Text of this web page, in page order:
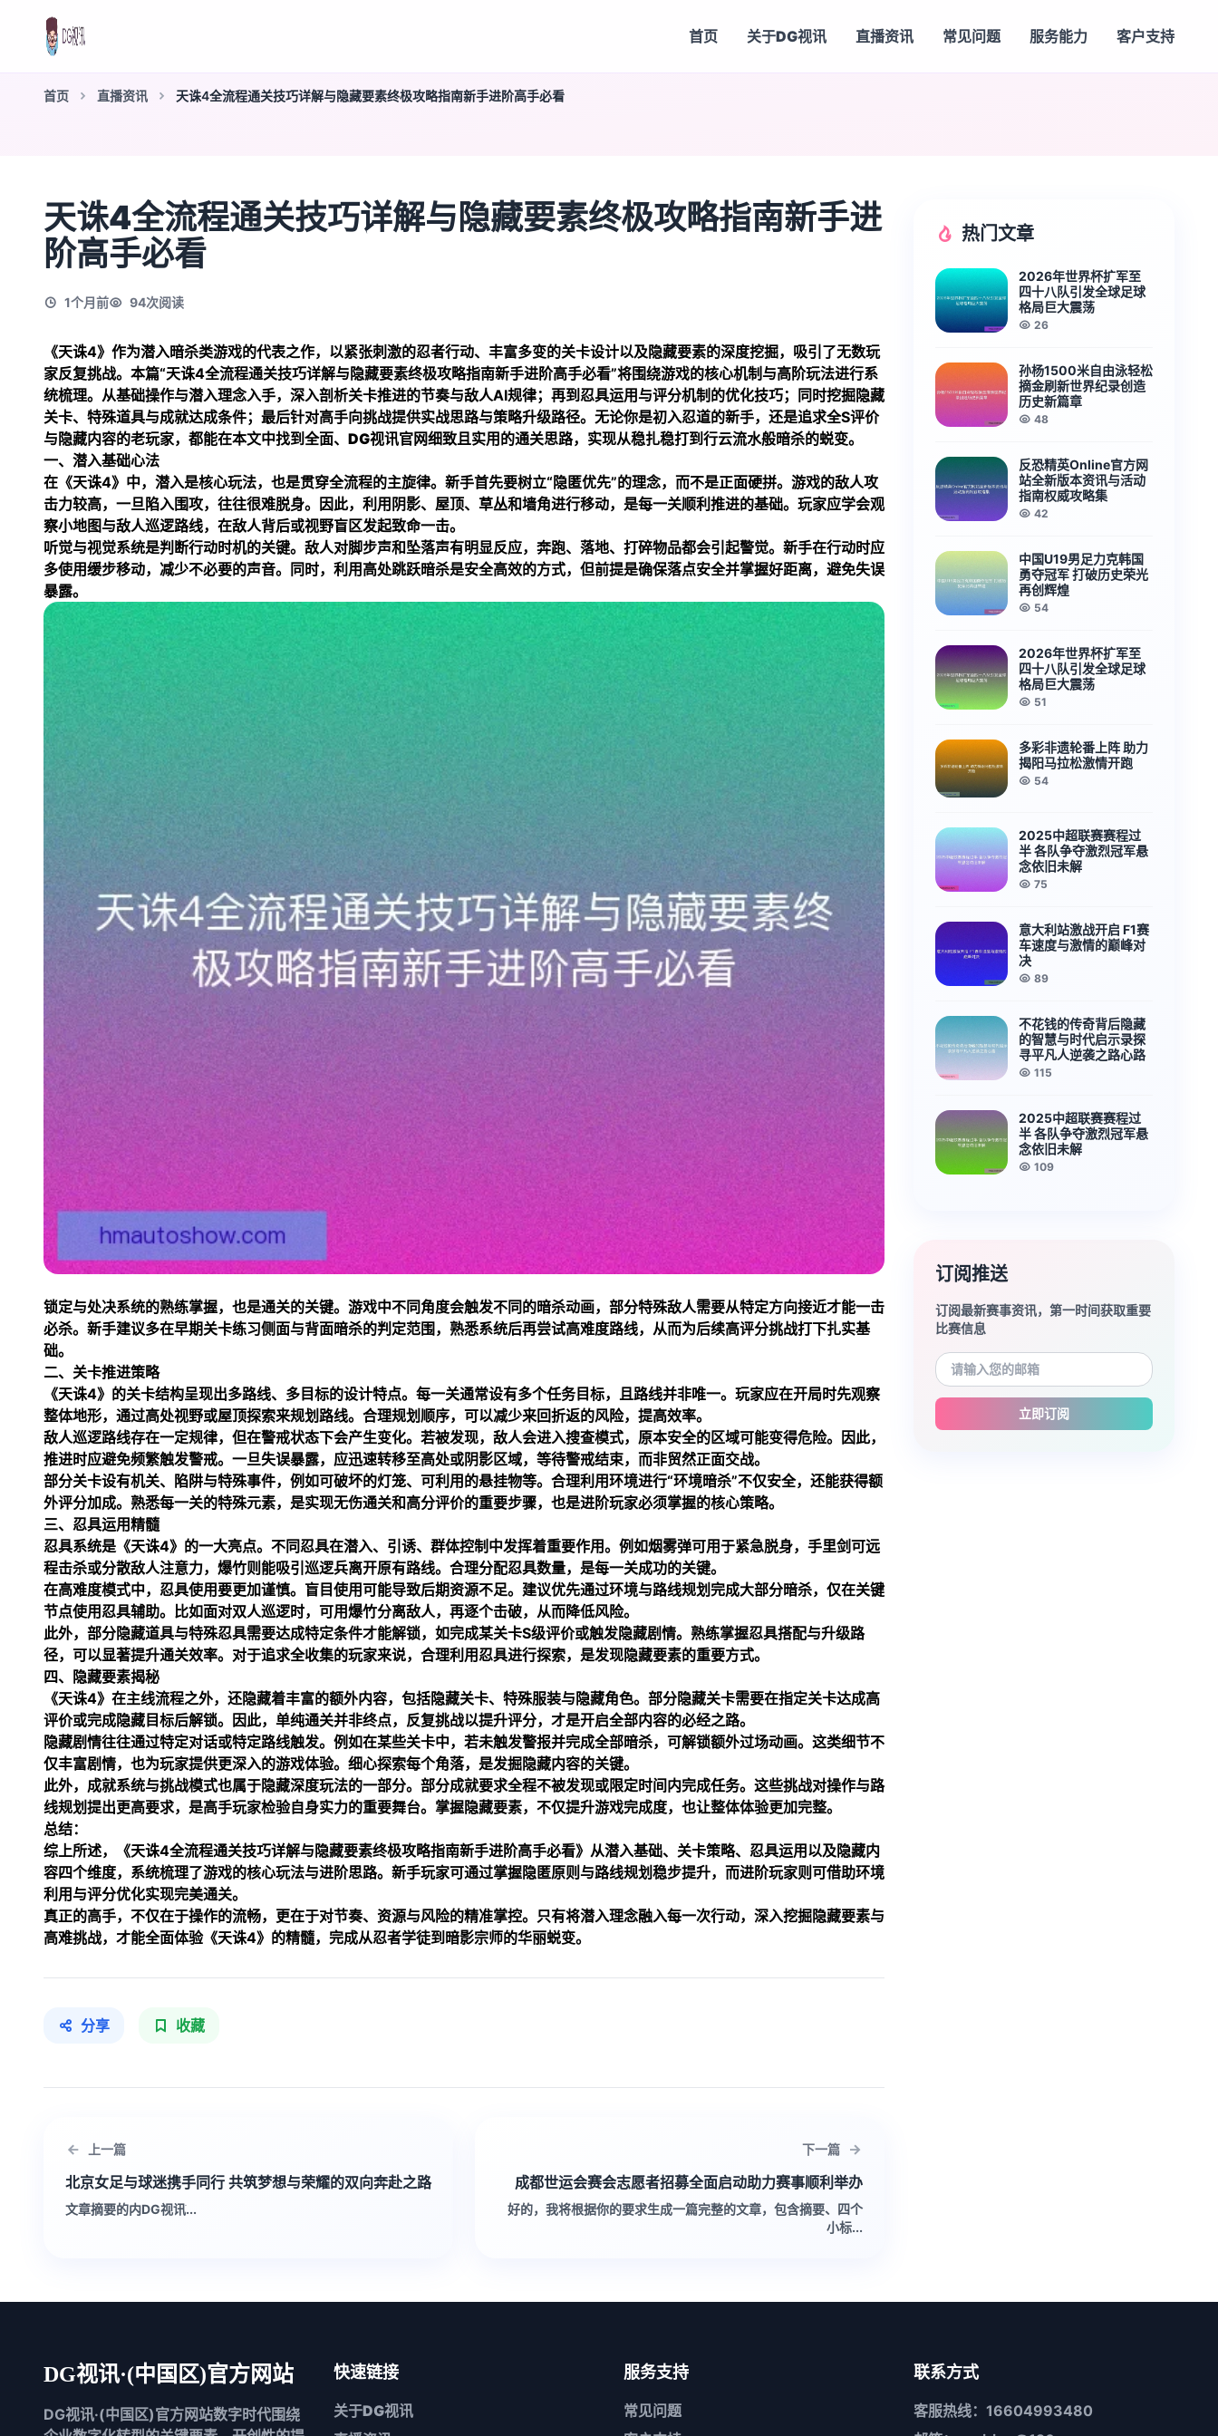
首页 关于DG视讯 直播资讯 常见问题 服务能力 客户支持
首页 直播资讯 天诛4全流程通关技巧详解与隐藏要素终极攻略指南新手进阶高手必看
天诛4全流程通关技巧详解与隐藏要素终极攻略指南新手进
阶高手必看
1个月前 94次阅读
《天诛4》作为潜入暗杀类游戏的代表之作，以紧张刺激的忍者行动、丰富多变的关卡设计以及隐藏要素的深度挖掘，吸引了无数玩
家反复挑战。本篇“天诛4全流程通关技巧详解与隐藏要素终极攻略指南新手进阶高手必看”将围绕游戏的核心机制与高阶玩法进行系
统梳理。从基础操作与潜入理念入手，深入剖析关卡推进的节奏与敌人AI规律；再到忍具运用与评分机制的优化技巧；同时挖掘隐藏
关卡、特殊道具与成就达成条件；最后针对高手向挑战提供实战思路与策略升级路径。无论你是初入忍道的新手，还是追求全S评价
与隐藏内容的老玩家，都能在本文中找到全面、 DG视讯官网细致且实用的通关思路，实现从稳扎稳打到行云流水般暗杀的蜕变。
一、潜入基础心法
在《天诛4》中，潜入是核心玩法，也是贯穿全流程的主旋律。新手首先要树立“隐匿优先”的理念，而不是正面硬拼。游戏的敌人攻
击力较高，一旦陷入围攻，往往很难脱身。因此，利用阴影、屋顶、草丛和墙角进行移动，是每一关顺利推进的基础。玩家应学会观
察小地图与敌人巡逻路线，在敌人背后或视野盲区发起致命一击。
听觉与视觉系统是判断行动时机的关键。敌人对脚步声和坠落声有明显反应，奔跑、落地、打碎物品都会引起警觉。新手在行动时应
多使用缓步移动，减少不必要的声音。同时，利用高处跳跃暗杀是安全高效的方式，但前提是确保落点安全并掌握好距离，避免失误
暴露。
锁定与处决系统的熟练掌握，也是通关的关键。游戏中不同角度会触发不同的暗杀动画，部分特殊敌人需要从特定方向接近才能一击
必杀。新手建议多在早期关卡练习侧面与背面暗杀的判定范围，熟悉系统后再尝试高难度路线，从而为后续高评分挑战打下扎实基
础。
二、关卡推进策略
《天诛4》的关卡结构呈现出多路线、多目标的设计特点。每一关通常设有多个任务目标，且路线并非唯一。玩家应在开局时先观察
整体地形，通过高处视野或屋顶探索来规划路线。合理规划顺序，可以减少来回折返的风险，提高效率。
敌人巡逻路线存在一定规律，但在警戒状态下会产生变化。若被发现，敌人会进入搜查模式，原本安全的区域可能变得危险。因此，
推进时应避免频繁触发警戒。一旦失误暴露，应迅速转移至高处或阴影区域，等待警戒结束，而非贸然正面交战。
部分关卡设有机关、陷阱与特殊事件，例如可破坏的灯笼、可利用的悬挂物等。合理利用环境进行“环境暗杀”不仅安全，还能获得额
外评分加成。熟悉每一关的特殊元素，是实现无伤通关和高分评价的重要步骤，也是进阶玩家必须掌握的核心策略。
三、忍具运用精髓
忍具系统是《天诛4》的一大亮点。不同忍具在潜入、引诱、群体控制中发挥着重要作用。例如烟雾弹可用于紧急脱身，手里剑可远
程击杀或分散敌人注意力，爆竹则能吸引巡逻兵离开原有路线。合理分配忍具数量，是每一关成功的关键。
在高难度模式中，忍具使用要更加谨慎。盲目使用可能导致后期资源不足。建议优先通过环境与路线规划完成大部分暗杀，仅在关键
节点使用忍具辅助。比如面对双人巡逻时，可用爆竹分离敌人，再逐个击破，从而降低风险。
此外，部分隐藏道具与特殊忍具需要达成特定条件才能解锁，如完成某关卡S级评价或触发隐藏剧情。熟练掌握忍具搭配与升级路
径，可以显著提升通关效率。对于追求全收集的玩家来说，合理利用忍具进行探索，是发现隐藏要素的重要方式。
四、隐藏要素揭秘
《天诛4》在主线流程之外，还隐藏着丰富的额外内容，包括隐藏关卡、特殊服装与隐藏角色。部分隐藏关卡需要在指定关卡达成高
评价或完成隐藏目标后解锁。因此，单纯通关并非终点，反复挑战以提升评分，才是开启全部内容的必经之路。
隐藏剧情往往通过特定对话或特定路线触发。例如在某些关卡中，若未触发警报并完成全部暗杀，可解锁额外过场动画。这类细节不
仅丰富剧情，也为玩家提供更深入的游戏体验。细心探索每个角落，是发掘隐藏内容的关键。
此外，成就系统与挑战模式也属于隐藏深度玩法的一部分。部分成就要求全程不被发现或限定时间内完成任务。这些挑战对操作与路
线规划提出更高要求，是高手玩家检验自身实力的重要舞台。掌握隐藏要素，不仅提升游戏完成度，也让整体体验更加完整。
总结：
综上所述，《天诛4全流程通关技巧详解与隐藏要素终极攻略指南新手进阶高手必看》从潜入基础、关卡策略、忍具运用以及隐藏内
容四个维度，系统梳理了游戏的核心玩法与进阶思路。新手玩家可通过掌握隐匿原则与路线规划稳步提升，而进阶玩家则可借助环境
利用与评分优化实现完美通关。
真正的高手，不仅在于操作的流畅，更在于对节奏、资源与风险的精准掌控。只有将潜入理念融入每一次行动，深入挖掘隐藏要素与
高难挑战，才能全面体验《天诛4》的精髓，完成从忍者学徒到暗影宗师的华丽蜕变。
分享 收藏
上一篇
北京女足与球迷携手同行 共筑梦想与荣耀的双向奔赴之路
文章摘要的内DG视讯ֹ...
下一篇
成都世运会赛会志愿者招募全面启动助力赛事顺利举办
好的，我将根据你的要求生成一篇完整的文章，包含摘要、四个
小标...
热门文章
2026年世界杯扩军至
四十八队引发全球足球
格局巨大震荡
26
孙杨1500米自由泳轻松
摘金刷新世界纪录创造
历史新篇章
48
反恐精英Online官方网
站全新版本资讯与活动
指南权威攻略集
42
中国U19男足力克韩国
勇夺冠军 打破历史荣光
再创辉煌
54
2026年世界杯扩军至
四十八队引发全球足球
格局巨大震荡
51
多彩非遗轮番上阵 助力
揭阳马拉松激情开跑
54
2025中超联赛赛程过
半 各队争夺激烈冠军悬
念依旧未解
75
意大利站激战开启 F1赛
车速度与激情的巅峰对
决
89
不花钱的传奇背后隐藏
的智慧与时代启示录探
寻平凡人逆袭之路心路
115
2025中超联赛赛程过
半 各队争夺激烈冠军悬
念依旧未解
109
订阅推送
订阅最新赛事资讯，第一时间获取重要
比赛信息
立即订阅
DG视讯·(中国区)官方网站
DG视讯·(中国区)官方网站数字时代围绕
快速链接
关于DG视讯
服务支持
常见问题
联系方式
客服热线：16604993480